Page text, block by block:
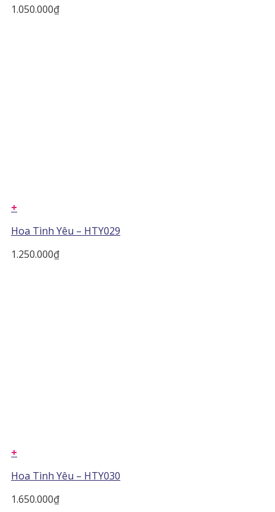
1.050.000₫
+
Hoa Tình Yêu – HTY029
1.250.000₫
+
Hoa Tình Yêu – HTY030
1.650.000₫